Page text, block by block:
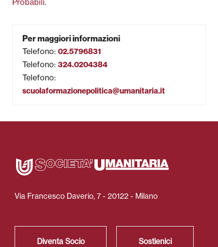
Per maggiori informazioni
Telefono: 02.5796831
Telefono: 324.0204384
Telefono:
scuolaformazionepolitica@umanitaria.it
Probabili.
Via Francesco Daverio, 7 - 20122 - Milano
Diventa Socio Sostienici